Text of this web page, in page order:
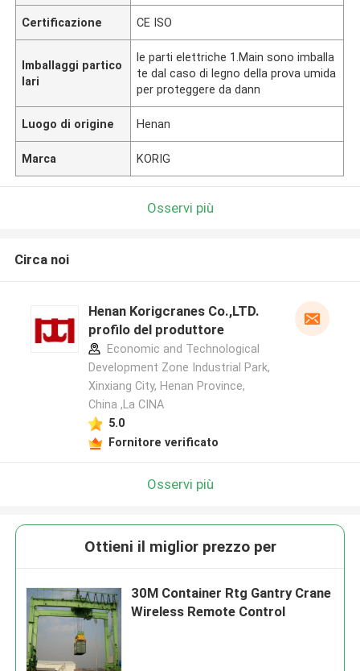
Certificazione CE ISO
Imballaggi partico
lari
le parti elettriche 1.Main sono imballa
te dal caso di legno della prova umida
per proteggere da dann
Luogo di origine Henan
Marca KORIG
Osservi più
Circa noi
Henan Korigcranes Co.,LTD.
profilo del produttore
Economic and Technological
Development Zone Industrial Park,
Xinxiang City, Henan Province,
China ,La CINA
5.0
Fornitore verificato
Osservi più
Ottieni il miglior prezzo per
30M Container Rtg Gantry Crane
Wireless Remote Control